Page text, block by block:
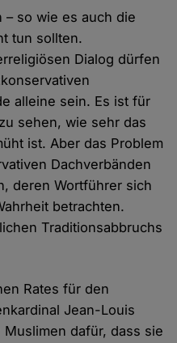
so wie es auch die
tun sollten.
Dialog dürfen
alleine sein. Es ist für
sehen, wie sehr das
ist. Aber das Problem
Dachverbänden
deren Wortführer sich
betrachten.
Traditionsabbruchs
Rates für den
Jean-Louis
dafür, dass sie